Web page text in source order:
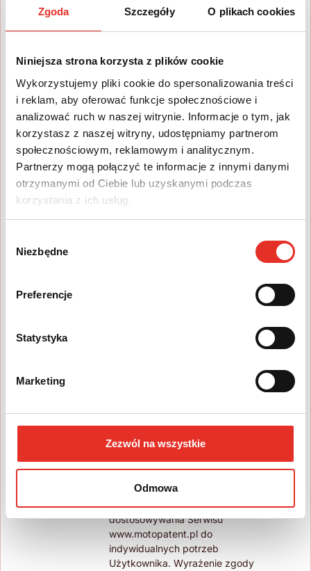
Zgoda Szczegóły O plikach cookies
Niniejsza strona korzysta z plików cookie
Wykorzystujemy pliki cookie do spersonalizowania treści
i reklam, aby oferować funkcje społecznościowe i
analizować ruch w naszej witrynie. Informacje o tym, jak
korzystasz z naszej witryny, udostępniamy partnerom
społecznościowym, reklamowym i analitycznym.
Partnerzy mogą połączyć te informacje z innymi danymi
otrzymanymi od Ciebie lub uzyskanymi podczas
korzystania z ich usług.
zgody
Niezbędne
Preferencje
Statystyka
Marketing
Zezwól na wszystkie
Odmowa
przez podmioty trzecie
społecznościowych), które to
dane dla własnych celów (np.
marketingowych).
ZGODA NA STOSOWANIE COOKIE
Podczas wizyty Użytkownika na
www.motopatent.pl zostaje
wyświetlony baner informujący, że
Serwis www.motopatent.pl
www.motopatent.pl i wyraża zgodę
swoim urządzeniu końcowym (np.
laptopie, komputerze, telefonie), a
osobowych zawartych w plikach
adresy e-mail czy identyfikatory
plików) przez Business Solutions &
partnerów w celach
statystycznych, reklamowych i
dostosowywania Serwisu
www.motopatent.pl do
indywidualnych potrzeb
Użytkownika. Wyrażenie zgody